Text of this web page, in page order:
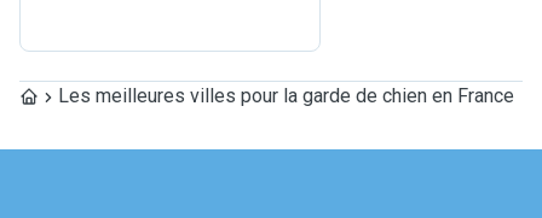
Les meilleures villes pour la garde de chien en France